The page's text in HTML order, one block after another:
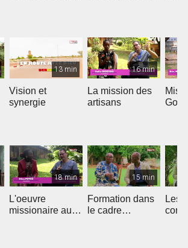
13 min
Vision et
synergie
16 min
La mission des
artisans
18 min
L'oeuvre
missionaire au
15 min
Formation dans
le cadre
Les